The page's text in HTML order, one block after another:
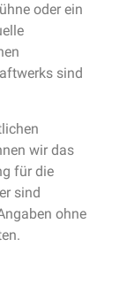
oder ein
sind
wir das
für die
sind
ohne